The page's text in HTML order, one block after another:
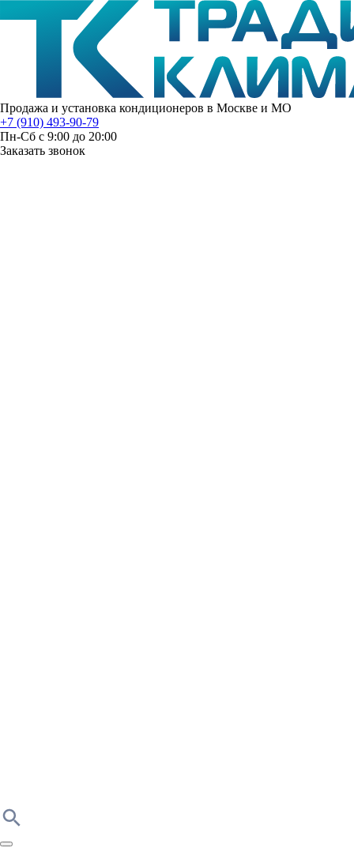
Продажа и установка кондиционеров в Москве и МО
+7 (910) 493-90-79
Пн-Сб с 9:00 до 20:00
Заказать звонок